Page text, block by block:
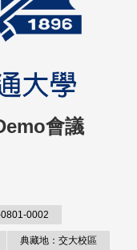
會議
0002
典藏地：交大校區